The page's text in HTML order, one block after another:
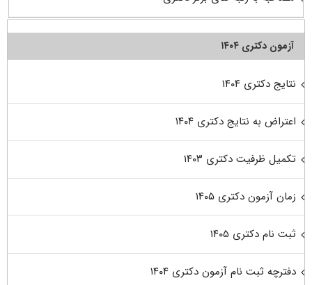
آزمون دکتری ۱۴۰۴
نتایج دکتری ۱۴۰۴
اعتراض به نتایج دکتری ۱۴۰۴
تکمیل ظرفیت دکتری ۱۴۰۳
زمان آزمون دکتری ۱۴۰۵
ثبت نام دکتری ۱۴۰۵
دفترچه ثبت نام آزمون دکتری ۱۴۰۴